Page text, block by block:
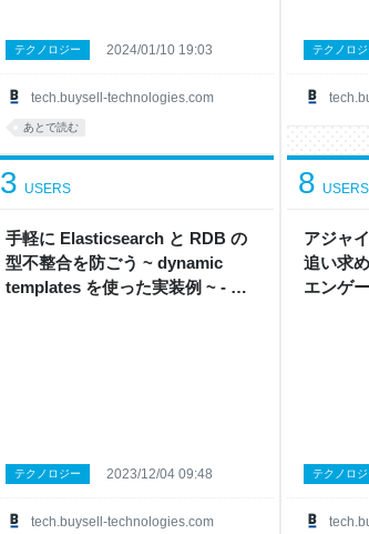
tech.buysell-technologies.com
テクノロジー 2024/01/10 19:03
あとで読む
テクノロジ
手軽に Elasticsearch と RDB の
型不整合を防ごう ~ dynamic
templates を使った実装例 ~ - バ
3 USERS
tech.buysell-technologies.com
テクノロジー 2023/12/04 09:48
アジャ
追い求
エンゲ
8 USERS
テクノロジ